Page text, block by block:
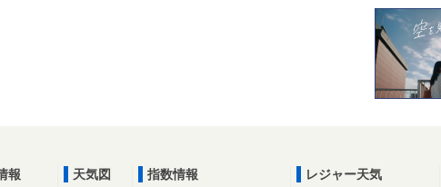
報
天気図
指数情報
レジャー天気